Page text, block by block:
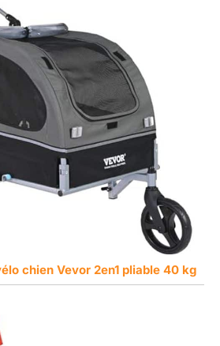
chien Vevor 2en1 pliable 40 kg